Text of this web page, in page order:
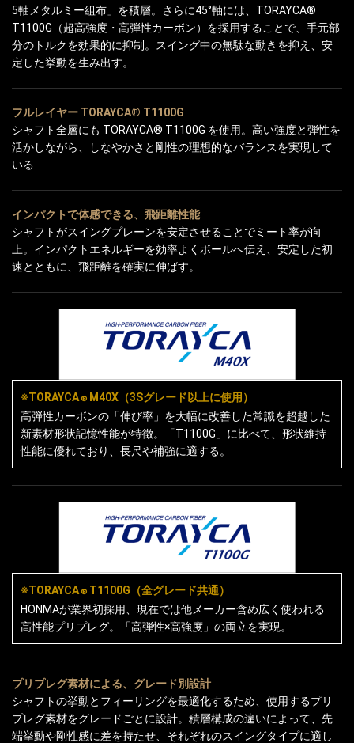
5軸メタルミー組布」を積層。さらに45°軸には、TORAYCA®
T1100G（超高強度・高弾性カーボン）を採用することで、手元部
分のトルクを効果的に抑制。スイング中の無駄な動きを抑え、安
定した挙動を生み出す。
フルレイヤー TORAYCA® T1100G
シャフト全層にも TORAYCA® T1100G を使用。高い強度と弾性を
活かしながら、しなやかさと剛性の理想的なバランスを実現して
いる
インパクトで体感できる、飛距離性能
シャフトがスイングプレーンを安定させることでミート率が向
上。インパクトエネルギーを効率よくボールへ伝え、安定した初
速とともに、飛距離を確実に伸ばす。
※TORAYCA® M40X（3Sグレード以上に使用）
高弾性カーボンの「伸び率」を大幅に改善した常識を超越した
新素材形状記憶性能が特徴。「T1100G」に比べて、形状維持
性能に優れており、長尺や補強に適する。
※TORAYCA® T1100G（全グレード共通）
HONMAが業界初採用、現在では他メーカー含め広く使われる
高性能プリプレグ。「高弾性×高強度」の両立を実現。
プリプレグ素材による、グレード別設計
シャフトの挙動とフィーリングを最適化するため、使用するプリ
プレグ素材をグレードごとに設計。積層構成の違いによって、先
端挙動や剛性感に差を持たせ、それぞれのスイングタイプに適し